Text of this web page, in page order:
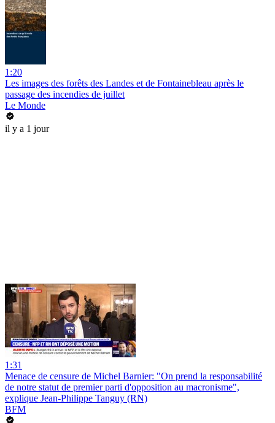
1:20
Les images des forêts des Landes et de Fontainebleau après le
passage des incendies de juillet
Le Monde
il y a 1 jour
1:31
Menace de censure de Michel Barnier: "On prend la responsabilité
de notre statut de premier parti d'opposition au macronisme",
explique Jean-Philippe Tanguy (RN)
BFM